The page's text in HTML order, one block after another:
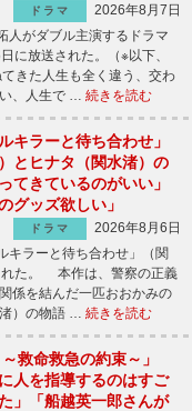
ドラマ
2026年8月7日
人がダブル主演するドラマ
に放送された。（※以下、
きた人生も全く違う、交わ
、人生で … 続きを読む
キラーと待ち合わせ」
とヒナタ（関水渚）の
てきているのがいい」
グッズ欲しい」
ドラマ
2026年8月6日
キラーと待ち合わせ」（関
れた。 本作は、警察の正義
係を結んだ一匹おおかみの
）の物語 … 続きを読む
救命救急の約束～」
人を指導するのはすご
」「船越英一郎さんが